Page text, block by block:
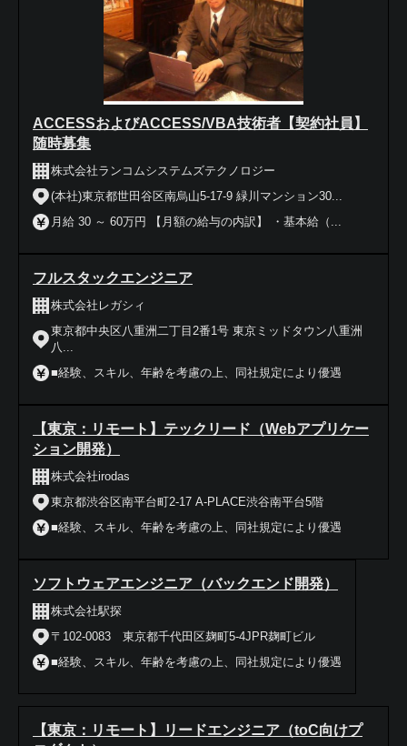
ACCESSおよびACCESS/VBA技術者【契約社員】
随時募集
株式会社ランコムシステムズテクノロジー
(本社)東京都世田谷区南烏山5-17-9 緑川マンション30...
月給 30 ～ 60万円 【月額の給与の内訳】 ・基本給（...
フルスタックエンジニア
株式会社レガシィ
東京都中央区八重洲二丁目2番1号 東京ミッドタウン八重洲
八...
■経験、スキル、年齢を考慮の上、同社規定により優遇
【東京：リモート】テックリード（Webアプリケー
ション開発）
株式会社irodas
東京都渋谷区南平台町2-17 A-PLACE渋谷南平台5階
■経験、スキル、年齢を考慮の上、同社規定により優遇
ソフトウェアエンジニア（バックエンド開発）
株式会社駅探
〒102-0083 東京都千代田区麹町5-4JPR麹町ビル
■経験、スキル、年齢を考慮の上、同社規定により優遇
【東京：リモート】リードエンジニア（toC向けプ